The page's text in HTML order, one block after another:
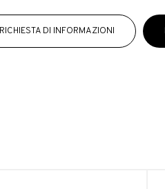
RICHIESTA DI INFORMAZIONI